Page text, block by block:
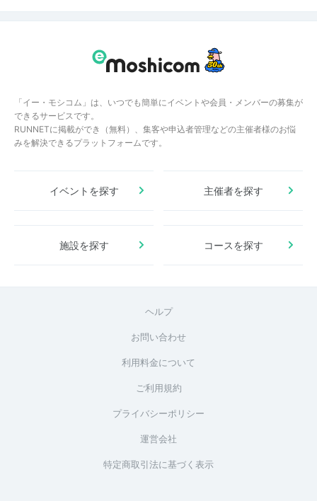
「イー・モシコム」は、いつでも簡単にイベントや会員・メンバーの募集が
できるサービスです。
RUNNETに掲載ができ（無料）、集客や申込者管理などの主催者様のお悩
みを解決できるプラットフォームです。
イベントを探す 主催者を探す
施設を探す コースを探す
ヘルプ
お問い合わせ
利用料金について
ご利用規約
プライバシーポリシー
運営会社
特定商取引法に基づく表示